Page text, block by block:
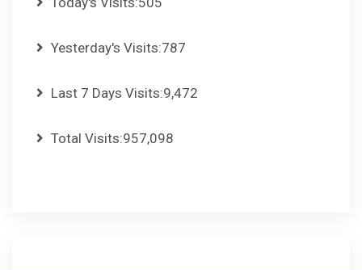
Yesterday's Visits:787
Last 7 Days Visits:9,472
Total Visits:957,098